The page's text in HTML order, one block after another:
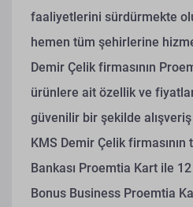
faaliyetlerini sürdürmekte
hemen tüm şehirlerine
Demir Çelik firmasının
ürünlere ait özellik ve
güvenilir bir şekilde
KMS Demir Çelik
Bankası Proemtia Kart ile
Bonus Business Proemtia